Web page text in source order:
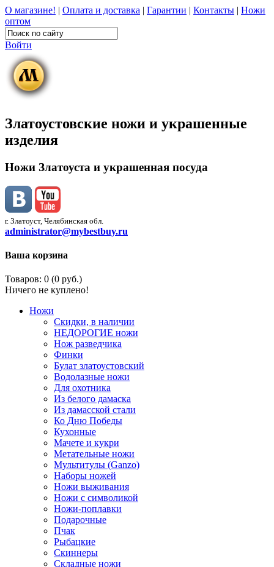
О магазине! | Оплата и доставка | Гарантии | Контакты | Ножи
оптом
Войти
Златоустовские ножи и украшенные
изделия
Ножи Златоуста и украшенная посуда
г. Златоуст, Челябинская обл.
administrator@mybestbuy.ru
Ваша корзина
Товаров: 0 (0 руб.)
Ничего не куплено!
Ножи
Скидки, в наличии
НЕДОРОГИЕ ножи
Нож разведчика
Финки
Булат златоустовский
Водолазные ножи
Для охотника
Из белого дамаска
Из дамасской стали
Ко Дню Победы
Кухонные
Мачете и кукри
Метательные ножи
Мультитулы (Ganzo)
Наборы ножей
Ножи выживания
Ножи с символикой
Ножи-поплавки
Подарочные
Пчак
Рыбацкие
Скиннеры
Складные ножи